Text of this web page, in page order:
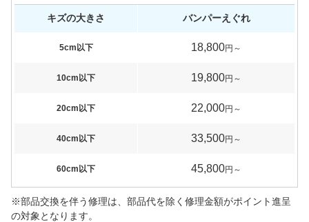
キズの大きさ バンパーえぐれ
5cm以下 18,800円～
10cm以下 19,800円～
20cm以下 22,000円～
40cm以下 33,500円～
60cm以下 45,800円～
※部品交換を伴う修理は、部品代を除く修理金額がポイント進呈
の対象となります。